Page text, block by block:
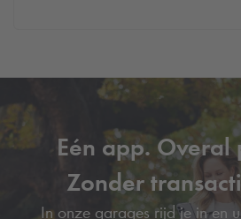
Eén app. Overal
Zonder
In onze garages rijd je in en